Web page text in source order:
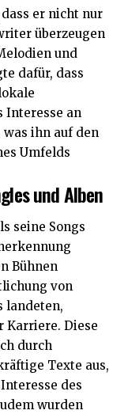
er nicht nur
überzeugen
und
dafür, dass
Interesse an
ihn auf den
Umfelds
und Alben
seine Songs
Bühnen
von
landeten,
Karriere. Diese
durch
Texte aus,
des
wurden